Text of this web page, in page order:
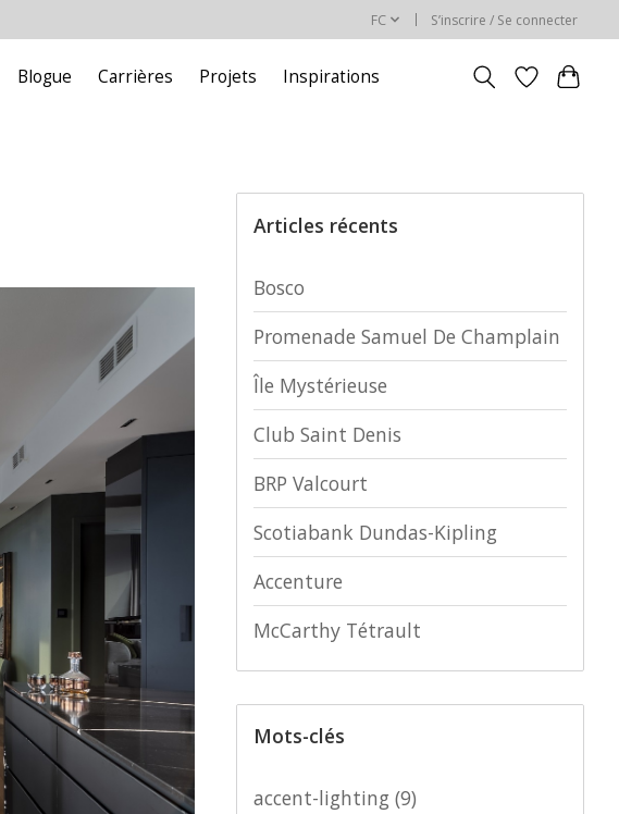
FC S’inscrire / Se connecter
Blogue Carrières Projets Inspirations
Articles récents
Bosco
Promenade Samuel De Champlain
Île Mystérieuse
Club Saint Denis
BRP Valcourt
Scotiabank Dundas-Kipling
Accenture
McCarthy Tétrault
Mots-clés
accent-lighting (9)